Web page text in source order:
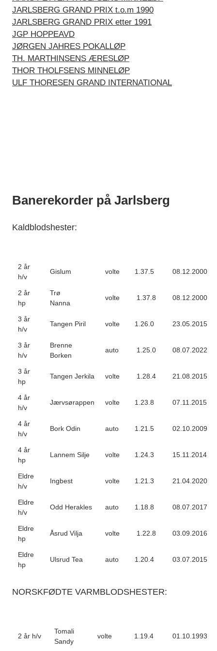
JARLSBERG GRAND PRIX t.o.m 1990
JARLSBERG GRAND PRIX etter 1991
JGP HOPPEAVD
JØRGEN JAHRES POKALLØP
TH. MARTHINSENS ÆRESLØP
THOR THOLFSENS MINNELØP
ULF THORESEN GRAND INTERNATIONAL
Banerekorder på Jarlsberg
Kaldblodshester:
2 år
h/v
Gislum volte 1.37.5 08.12.2000
2 år
hp
Trø
Nanna
volte 1.37.8 08.12.2000
3 år
h/v
Tangen Piril volte 1.26.0 23.05.2015
3 år
h/v
Brenne
Borken
auto 1.25.0 08.07.2022
3 år
hp
Tangen Jerkila volte 1.28.4 21.08.2015
4 år
h/v
Jærvsørappen volte 1.23.8 07.11.2015
4 år
h/v
Bork Odin auto 1.21.5 02.10.2009
4 år
hp
Lannem Silje volte 1.24.3 15.11.2014
Eldre
h/v
Ingbest volte 1.21.3 21.04.2020
Eldre
h/v
Odd Herakles auto 1.18.8 08.07.2017
Eldre
hp
Åsrud Vilja volte 1.22.8 03.09.2016
Eldre
hp
Ulsrud Tea auto 1.20.4 03.07.2015
NORSKFØDTE VARMBLODSHESTER:
2 år h/v
Tomali
Sandy
volte 1.19.4 01.10.1993